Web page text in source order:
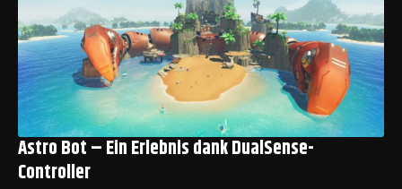
Astro Bot –Ein Erlebnis dank DualSense-
Controller